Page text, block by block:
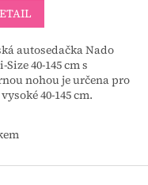
autosedačka Nado
Size 40-145 cm s
nohou je určena pro
40-145 cm.
(cca 18 kg)!!!...